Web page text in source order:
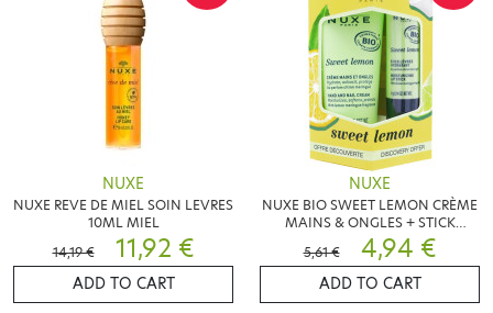
NUXE
NUXE REVE DE MIEL SOIN LEVRES
10ML MIEL
14,19 €
11,92 €
ADD TO CART
NUXE
NUXE BIO SWEET LEMON CRÈME
MAINS & ONGLES + STICK
LÈVRES
5,61 € 4,94 €
ADD TO CART